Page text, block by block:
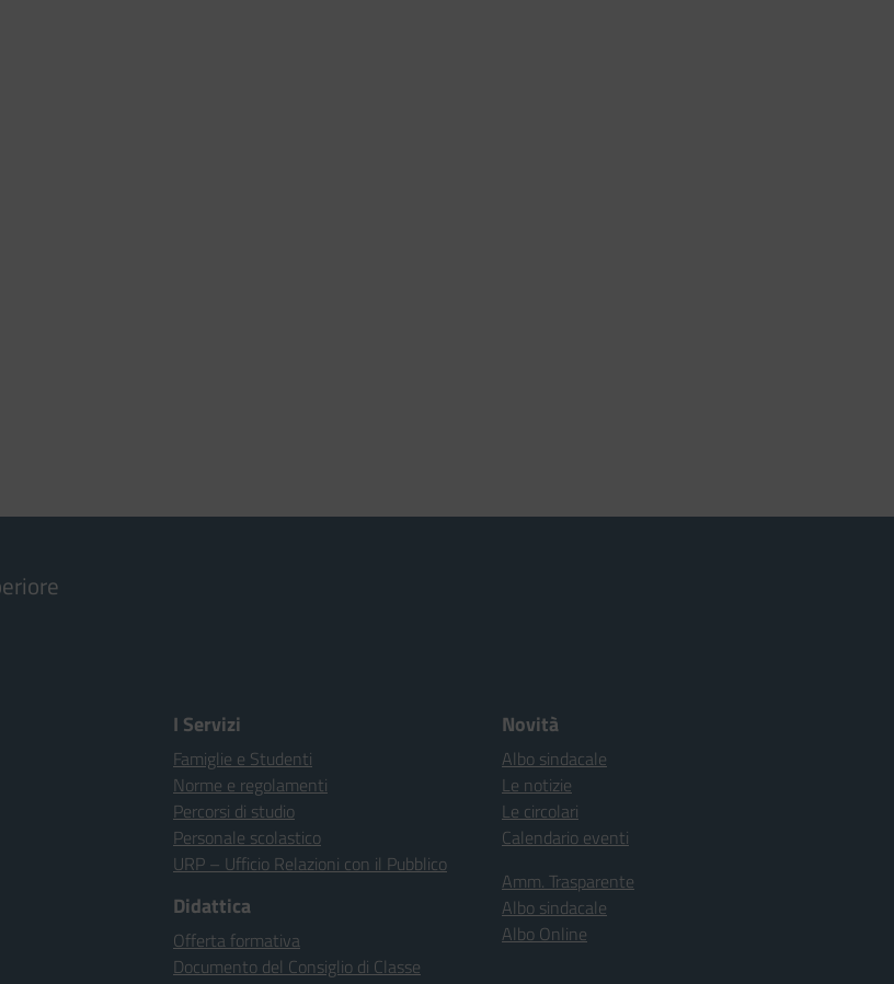
I Servizi
Famiglie e Studenti
Norme e regolamenti
Percorsi di studio
Personale scolastico
URP – Ufficio Relazioni con il Pubblico
Didattica
Offerta formativa
Documento del Consiglio di Classe
Novità
Albo sindacale
Le notizie
Le circolari
Calendario eventi
Amm. Trasparente
Albo sindacale
Albo Online